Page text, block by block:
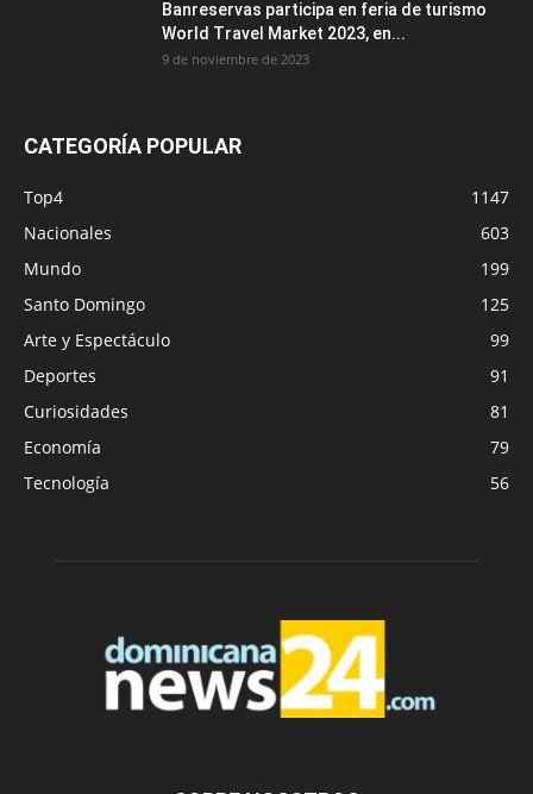
Banreservas participa en feria de turismo
World Travel Market 2023, en...
9 de noviembre de 2023
CATEGORÍA POPULAR
Top4
1147
Nacionales
603
Mundo
199
Santo Domingo
125
Arte y Espectáculo
99
Deportes
91
Curiosidades
81
Economía
79
Tecnología
56